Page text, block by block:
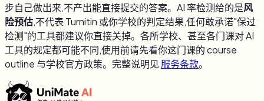
步自己做出来,不产出能直接提交的答案。AI 率检测给的是风
险预估,不代表 Turnitin 或你学校的判定结果,任何敢承诺"保过
检测"的工具都建议你直接关掉。各所学校、甚至各门课对 AI
工具的规定都可能不同,使用前请先看你这门课的 course
outline 与学校官方政策。完整说明见 服务条款。